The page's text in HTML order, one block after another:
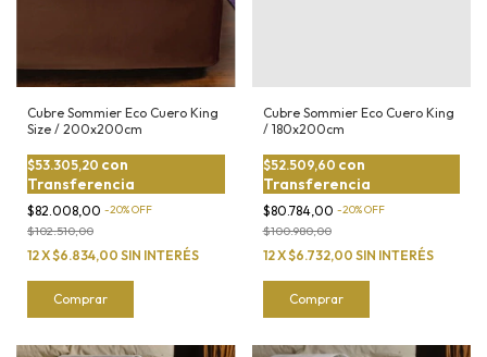
Cubre Sommier Eco Cuero King
Size / 200x200cm
$82.008,00 -20%OFF
$102.510,00
$53.305,20 con
Transferencia
12X$6.834,00 SIN INTERÉS
Comprar
Cubre Sommier Eco Cuero King
/ 180x200cm
$80.784,00 -20%OFF
$100.980,00
$52.509,60 con
Transferencia
12X$6.732,00 SIN INTERÉS
Comprar